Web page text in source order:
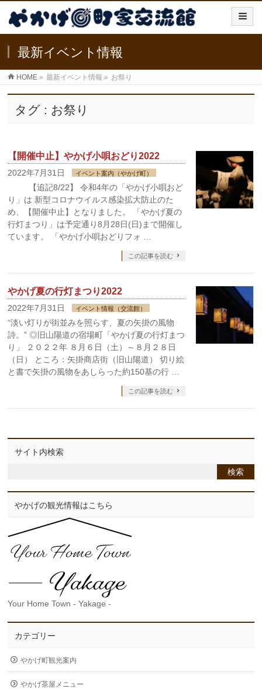
最新イベント情報
HOME » 最新イベント情報 » お祭り
タグ : お祭り
【開催中止】やかげ小唄おどり2022
2022年7月31日 イベント案内（やかげ町）
【追記8/22】 令和4年の「やかげ小唄おど
り」は 新型コロナウイルス感染拡大防止のた
め、【開催中止】となりました。 「やかげ夏の
行灯まつり」は予定通り8月28日(日)まで開催し
ています。 「やかげ小唄おどりフォ …
この記事を読む
やかげ夏の行灯まつり2022
2022年7月31日 イベント情報（交流館）
“淡い灯りが街並みを照らす、夏の矢掛の風物
詩。” ◎旧山陽道の宿場町「やかげ夏の行灯まつ
り」 ２０２２年 ８月６日（土）～８月２８日
（日） ところ：矢掛商店街（旧山陽道） 切り絵
と書で矢掛の風物をあしらった約150基の行 …
この記事を読む
サイト内検索
やかげの観光情報はこちら
Your Home Town - Yakage -
カテゴリー
やかげ町観光案内
やかげ茶屋メニュー